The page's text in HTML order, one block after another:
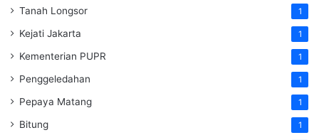
Tanah Longsor 1
Kejati Jakarta 1
Kementerian PUPR 1
Penggeledahan 1
Pepaya Matang 1
Bitung 1